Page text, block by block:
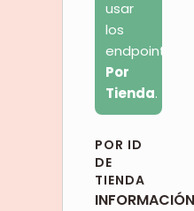
usar
los
endpoints
Por
Tienda.
POR ID
DE
TIENDA
INFORMACIÓN